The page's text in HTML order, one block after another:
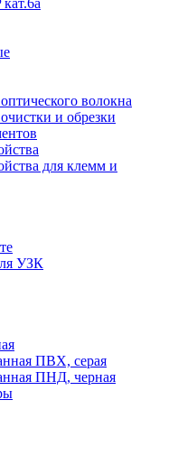
волокна
и обрезки
для клемм и
УЗК
ПВХ, серая
ПНД, черная